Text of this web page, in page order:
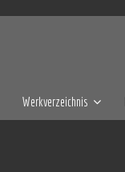
Werkverzeichnis